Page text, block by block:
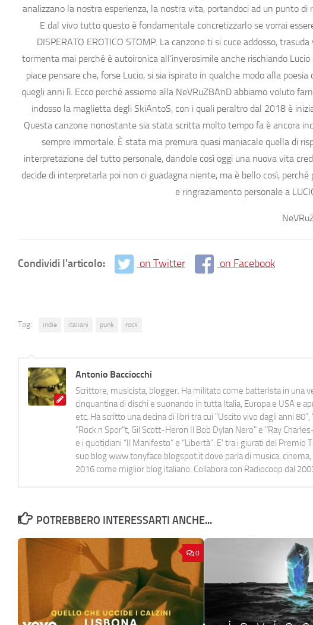
analizzano la nostra esperienza, la nostra vita, portandoci ad un punto
E dal vivo tutto questo è fondamentale concretizzarlo se vorrai
DISPERATO EROTICO STOMP. La canzone ti si cuce addosso,
tormenta mai perché è autoironica all’inverosimile anche rischiando
piace pensare che, forse Lucio, si sia ispirato in qualche modo alla
quegli anni lì. Ecco perché assieme alla NeVRuZBAnD abbiamo voluto
indosso la maglietta degli SkiAntoS, con i quali peraltro dal 2018 è
Questa canzone nonostante sia stata scritta molto tempo fa è ancora
sempre immortale. È stata mia premura quasi maniacale quella di
interpretazione del tutto personale, dandole così oggi una nuova vita
decide di interpretarla poi non ci guadagna niente, ma è bello così,
e ringraziamento personale a
Condividi l'articolo: on Twitter on Facebook
Tag: indie italiani punk rock
Antonio Bacciocchi
Scrittore, musicista, blogger. Ha militato come batterista in una
cinquantina di dischi e suonando in tutta Italia, Europa e USA e
etc. Ha scritto una decina di libri tra cui "Uscito vivo dagli anni
"Rock n Spor"t, Gil Scott-Heron Il Bob Dylan Nero" e "Ray
e i quotidiani “Il Manifesto” e “Libertà”. E' tra i giurati del
suo blog www.tonyface.blogspot.it dove parla di musica,
2016 come miglior blog italiano. Collabora con Radiocoop dal
POTREBBERO INTERESSARTI ANCHE...
0